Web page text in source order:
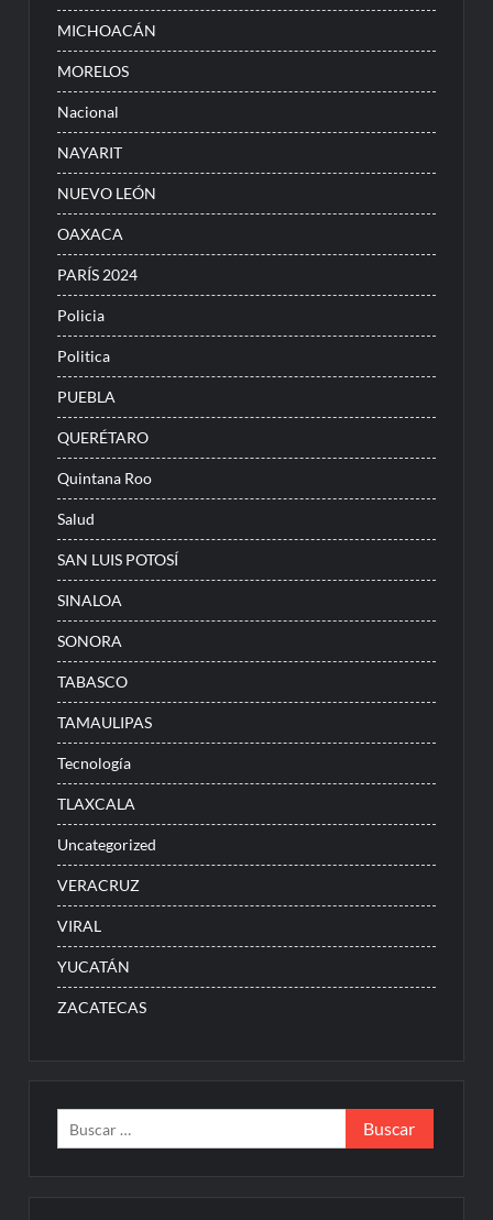
MICHOACÁN
MORELOS
Nacional
NAYARIT
NUEVO LEÓN
OAXACA
PARÍS 2024
Policia
Politica
PUEBLA
QUERÉTARO
Quintana Roo
Salud
SAN LUIS POTOSÍ
SINALOA
SONORA
TABASCO
TAMAULIPAS
Tecnología
TLAXCALA
Uncategorized
VERACRUZ
VIRAL
YUCATÁN
ZACATECAS
Buscar: